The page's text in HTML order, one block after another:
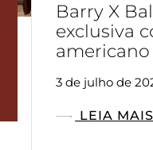
Barry X
exclusiva
americano
3 de julho de
LEIA MAIS